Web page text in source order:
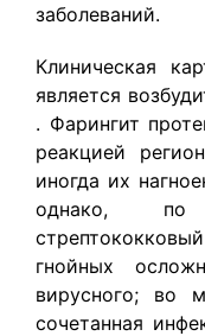
заболеваний.
Клиническая
является
. Фарингит
реакцией
иногда их
однако, по
гнойных
вирусного; во
сочетанная